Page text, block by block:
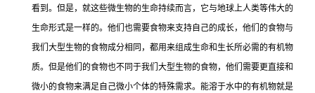
看到。但是，就这些微生物的生命持续而言，它与地球上人类等伟大的
生命形式是一样的。他们也需要食物来支持自己的成长，他们的食物与
我们大型生物的食物成分相同，都用来组成生命和生长所必需的有机物
质。但是他们的食物也不同于我们大型生物的食物，他们需要更直接和
微小的食物来满足自己微小个体的特殊需求。能溶于水中的有机物就是